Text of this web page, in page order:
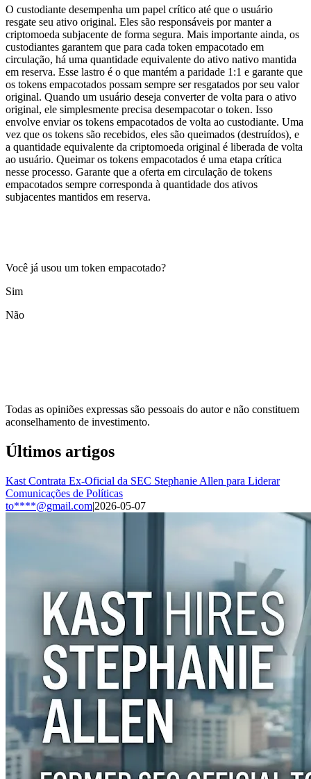
O custodiante desempenha um papel crítico até que o usuário
resgate seu ativo original. Eles são responsáveis por manter a
criptomoeda subjacente de forma segura. Mais importante ainda, os
custodiantes garantem que para cada token empacotado em
circulação, há uma quantidade equivalente do ativo nativo mantida
em reserva. Esse lastro é o que mantém a paridade 1:1 e garante que
os tokens empacotados possam sempre ser resgatados por seu valor
original. Quando um usuário deseja converter de volta para o ativo
original, ele simplesmente precisa desempacotar o token. Isso
envolve enviar os tokens empacotados de volta ao custodiante. Uma
vez que os tokens são recebidos, eles são queimados (destruídos), e
a quantidade equivalente da criptomoeda original é liberada de volta
ao usuário. Queimar os tokens empacotados é uma etapa crítica
nesse processo. Garante que a oferta em circulação de tokens
empacotados sempre corresponda à quantidade dos ativos
subjacentes mantidos em reserva.
Você já usou um token empacotado?
Sim
Não
Todas as opiniões expressas são pessoais do autor e não constituem
aconselhamento de investimento.
Últimos artigos
Kast Contrata Ex-Oficial da SEC Stephanie Allen para Liderar
Comunicações de Políticas
to****@gmail.com|2026-05-07